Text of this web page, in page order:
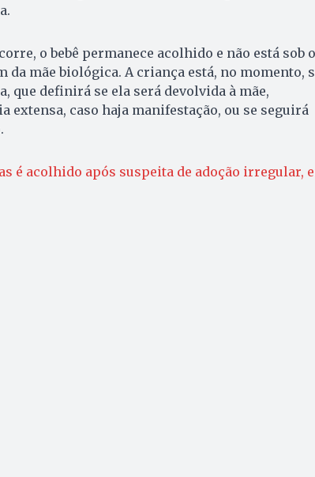
o bebê permanece acolhido e não está sob
da mãe biológica. A criança está, no momento,
que definirá se ela será devolvida à mãe,
extensa, caso haja manifestação, ou se seguirá
é acolhido após suspeita de adoção irregular,